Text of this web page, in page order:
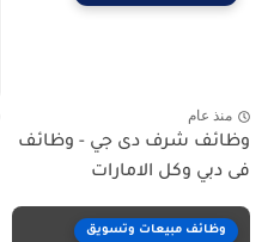
منذ عام
وظائف شرف دى جي - وظائف
فى دبي وكل الامارات
وظائف مبيعات وتسويق